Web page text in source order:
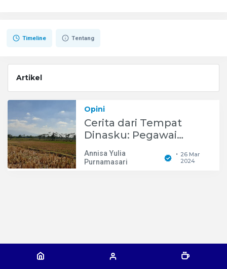
Timeline Tentang
Artikel
Opini
Cerita dari Tempat
Dinasku: Pegawai
Lapangan Harus Apa?
Annisa Yulia
Purnamasari
• 26 Mar
2024